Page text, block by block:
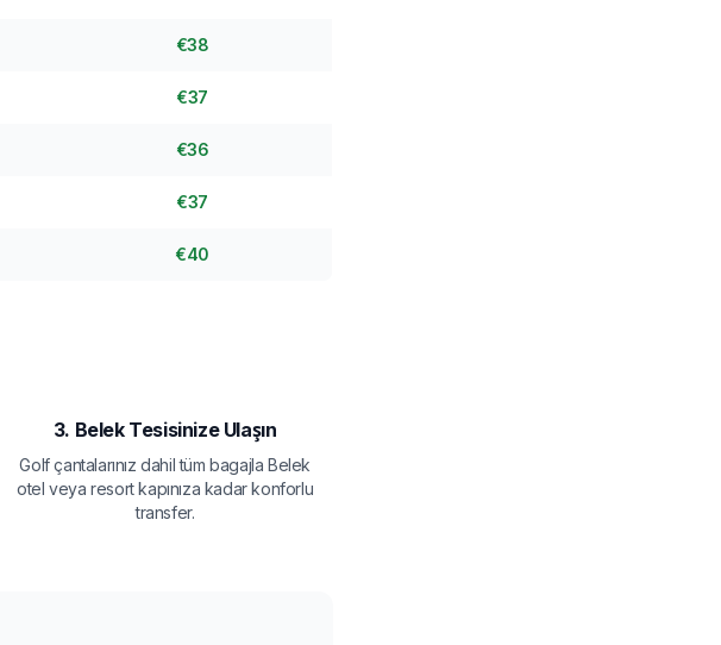
€38
€37
€36
€37
€40
3. Belek Tesisinize Ulaşın
Golf çantalarınız dahil tüm bagajla Belek
otel veya resort kapınıza kadar konforlu
transfer.